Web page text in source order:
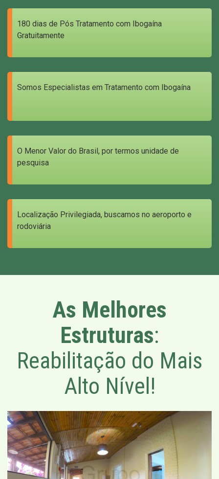
180 dias de Pós Tratamento com Ibogaína
Gratuitamente
Somos Especialistas em Tratamento com Ibogaína
O Menor Valor do Brasil, por termos unidade de
pesquisa
Localização Privilegiada, buscamos no aeroporto e
rodoviária
As Melhores
Estruturas:
Reabilitação do Mais
Alto Nível!